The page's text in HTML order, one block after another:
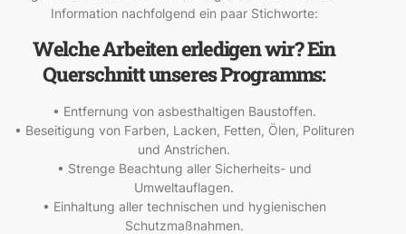
Information nachfolgend ein paar Stichworte:
Welche Arbeiten erledigen wir? Ein
Querschnitt unseres Programms:
• Entfernung von asbesthaltigen Baustoffen.
• Beseitigung von Farben, Lacken, Fetten, Ölen, Polituren
und Anstrichen.
• Strenge Beachtung aller Sicherheits- und
Umweltauflagen.
• Einhaltung aller technischen und hygienischen
Schutzmaßnahmen.